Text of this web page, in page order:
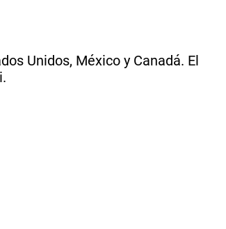
Unidos, México y Canadá. El